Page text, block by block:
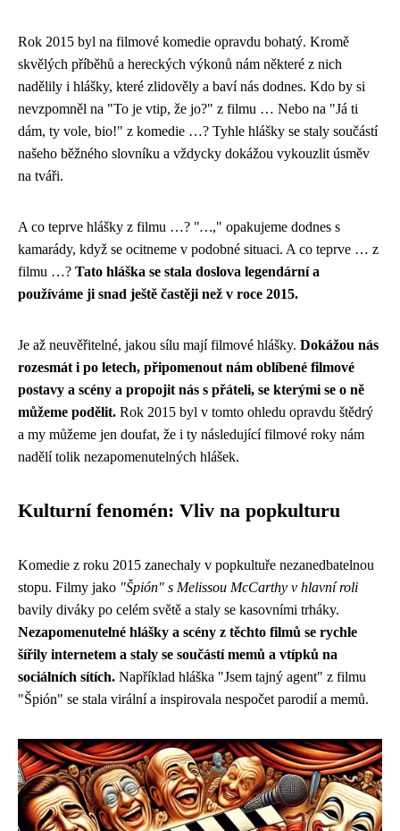
Rok 2015 byl na filmové komedie opravdu bohatý. Kromě
skvělých příběhů a hereckých výkonů nám některé z nich
nadělily i hlášky, které zlidověly a baví nás dodnes. Kdo by si
nevzpomněl na "To je vtip, že jo?" z filmu … Nebo na "Já ti
dám, ty vole, bio!" z komedie …? Tyhle hlášky se staly součástí
našeho běžného slovníku a vždycky dokážou vykouzlit úsměv
na tváři.
A co teprve hlášky z filmu …? "…," opakujeme dodnes s
kamarády, když se ocitneme v podobné situaci. A co teprve … z
filmu …? Tato hláška se stala doslova legendární a
používáme ji snad ještě častěji než v roce 2015.
Je až neuvěřitelné, jakou sílu mají filmové hlášky. Dokážou nás
rozesmát i po letech, připomenout nám oblíbené filmové
postavy a scény a propojit nás s přáteli, se kterými se o ně
můžeme podělit. Rok 2015 byl v tomto ohledu opravdu štědrý
a my můžeme jen doufat, že i ty následující filmové roky nám
nadělí tolik nezapomenutelných hlášek.
Kulturní fenomén: Vliv na popkulturu
Komedie z roku 2015 zanechaly v popkultuře nezanedbatelnou
stopu. Filmy jako "Špión" s Melissou McCarthy v hlavní roli
bavily diváky po celém světě a staly se kasovními trháky.
Nezapomenutelné hlášky a scény z těchto filmů se rychle
šířily internetem a staly se součástí memů a vtípků na
sociálních sítích. Například hláška "Jsem tajný agent" z filmu
"Špión" se stala virální a inspirovala nespočet parodií a memů.